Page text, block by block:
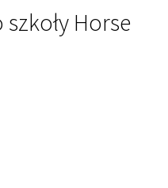
Horse